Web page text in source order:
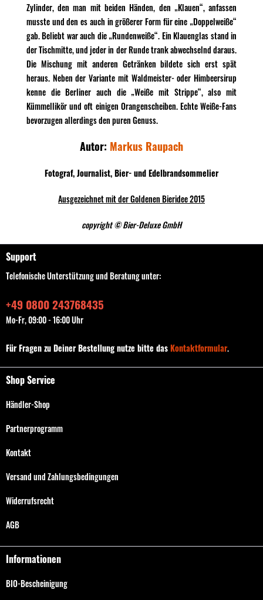
Zylinder, den man mit beiden Händen, den „Klauen“, anfassen
musste und den es auch in größerer Form für eine „Doppelweiße“
gab. Beliebt war auch die „Rundenweiße“. Ein Klauenglas stand in
der Tischmitte, und jeder in der Runde trank abwechselnd daraus.
Die Mischung mit anderen Getränken bildete sich erst spät
heraus. Neben der Variante mit Waldmeister- oder Himbeersirup
kenne die Berliner auch die „Weiße mit Strippe“, also mit
Kümmellikör und oft einigen Orangenscheiben. Echte Weiße-Fans
bevorzugen allerdings den puren Genuss.
Autor: Markus Raupach
Fotograf, Journalist, Bier- und Edelbrandsommelier
Ausgezeichnet mit der Goldenen Bieridee 2015
copyright © Bier-Deluxe GmbH
Support
Telefonische Unterstützung und Beratung unter:
+49 0800 243768435
Mo-Fr, 09:00 - 16:00 Uhr
Für Fragen zu Deiner Bestellung nutze bitte dasKontaktformular.
Shop Service
Händler-Shop
Partnerprogramm
Kontakt
Versand und Zahlungsbedingungen
Widerrufsrecht
AGB
Informationen
BIO-Bescheinigung